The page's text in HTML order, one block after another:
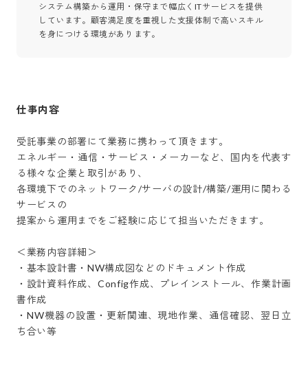
システム構築から運用・保守まで幅広くITサービスを提供
しています。顧客満足度を重視した支援体制で高いスキル
を身につける環境があります。
仕事内容
受託事業の部署にて業務に携わって頂きます。
エネルギー・通信・サービス・メーカーなど、国内を代表す
る様々な企業と取引があり、
各環境下でのネットワーク/サーバの設計/構築/運用に関わる
サービスの
提案から運用までをご経験に応じて担当いただきます。
＜業務内容詳細＞
・基本設計書・NW構成図などのドキュメント作成
・設計資料作成、Config作成、プレインストール、作業計画
書作成
・NW機器の設置・更新関連、現地作業、通信確認、翌日立
ち合い等